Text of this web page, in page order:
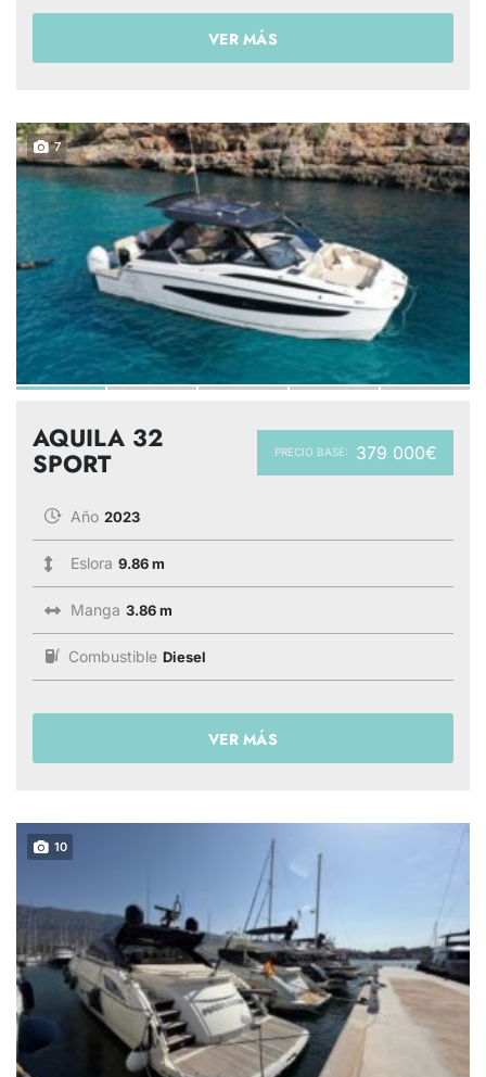
VER MÁS
7
PRECIO BASE: 379 000€
AQUILA 32
SPORT
Año 2023
Eslora 9.86 m
Manga 3.86 m
Combustible Diesel
VER MÁS
10